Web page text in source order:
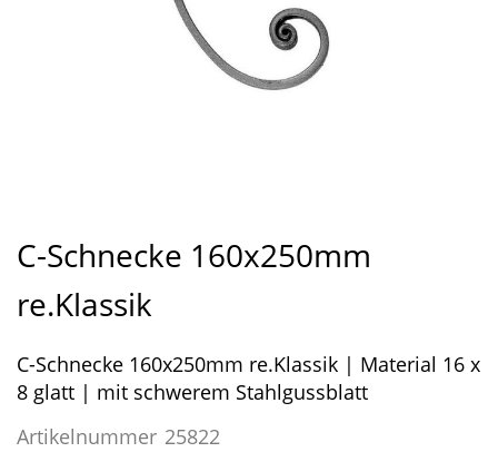
Anfang
der
Bildergalerie
springen
C-Schnecke 160x250mm
re.Klassik
C-Schnecke 160x250mm re.Klassik | Material 16 x
8 glatt | mit schwerem Stahlgussblatt
Artikelnummer 25822